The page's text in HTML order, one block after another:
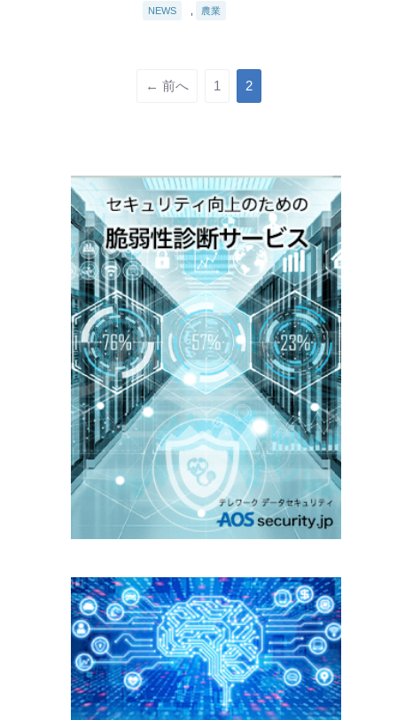
の「エンドツーエンドAIプラットフ
る。」（引用元：https…
NEWS 農業
← 前へ 1 2